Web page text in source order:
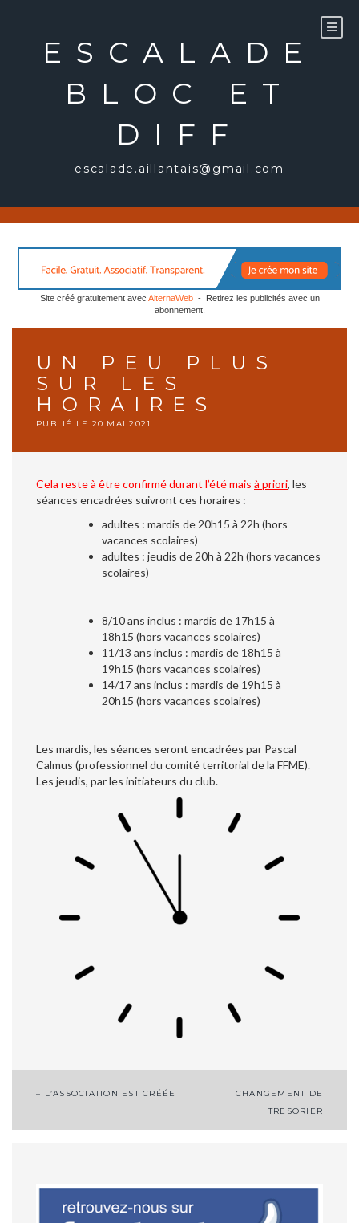
ESCALADE
BLOC ET
DIFF
escalade.aillantais@gmail.com
Site créé gratuitement avec AlternaWeb- Retirez les publicités avec un
abonnement.
UN PEU PLUS
SUR LES
HORAIRES
PUBLIÉ LE 20 MAI 2021
Cela reste à être confirmé durant l’été mais à priori, les
séances encadrées suivront ces horaires :
adultes : mardis de 20h15 à 22h (hors
vacances scolaires)
adultes : jeudis de 20h à 22h (hors vacances
scolaires)
8/10 ans inclus : mardis de 17h15 à
18h15 (hors vacances scolaires)
11/13 ans inclus : mardis de 18h15 à
19h15 (hors vacances scolaires)
14/17 ans inclus : mardis de 19h15 à
20h15 (hors vacances scolaires)
Les mardis, les séances seront encadrées par Pascal
Calmus (professionnel du comité territorial de la FFME).
Les jeudis, par les initiateurs du club.
de
– L’ASSOCIATION EST CRÉÉE
CHANGEMENT DE
TRESORIER